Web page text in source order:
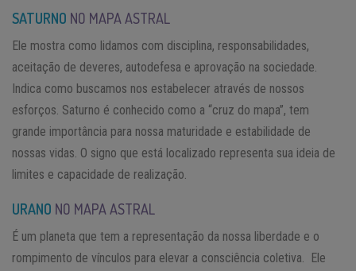
SATURNO NO MAPA ASTRAL
Ele mostra como lidamos com disciplina, responsabilidades,
aceitação de deveres, autodefesa e aprovação na sociedade.
Indica como buscamos nos estabelecer através de nossos
esforços. Saturno é conhecido como a “cruz do mapa”, tem
grande importância para nossa maturidade e estabilidade de
nossas vidas. O signo que está localizado representa sua ideia de
limites e capacidade de realização.
URANO NO MAPA ASTRAL
É um planeta que tem a representação da nossa liberdade e o
rompimento de vínculos para elevar a consciência coletiva. Ele